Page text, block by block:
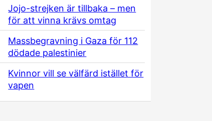
Jojo-strejken är tillbaka – men
för att vinna krävs omtag
Massbegravning i Gaza för 112
dödade palestinier
Kvinnor vill se välfärd istället för
vapen